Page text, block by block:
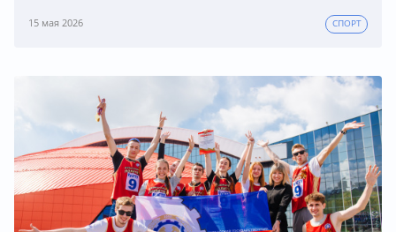
15 мая 2026 СПОРТ